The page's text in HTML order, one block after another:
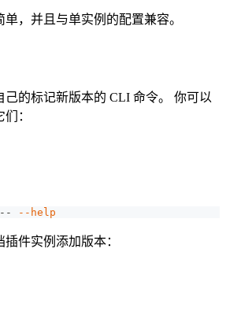
，并且与单实例的配置兼容。
己的标记新版本的 CLI 命令。 你可以
：
-- --help
件实例添加版本：